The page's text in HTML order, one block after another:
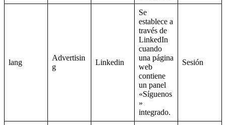
lang
Advertisin
g
Linkedin
Se
establece a
través de
LinkedIn
cuando
una página
web
contiene
un panel
«Síguenos
»
integrado.
Sesión